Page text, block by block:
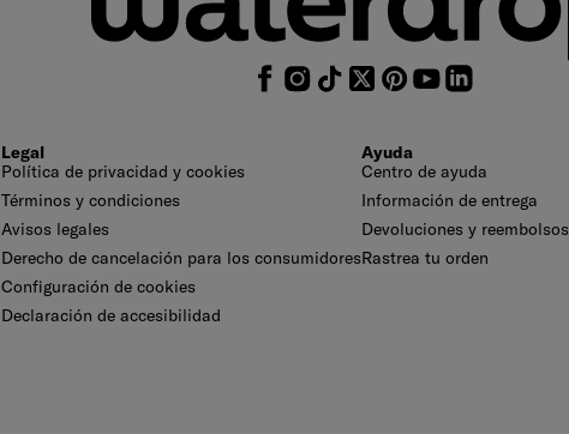
Legal
Política de privacidad y cookies
Términos y condiciones
Avisos legales
Derecho de cancelación para los consumidores
Configuración de cookies
Declaración de accesibilidad
Ayuda
Centro de ayuda
Información de entrega
Devoluciones y reembolsos
Rastrea tu orden